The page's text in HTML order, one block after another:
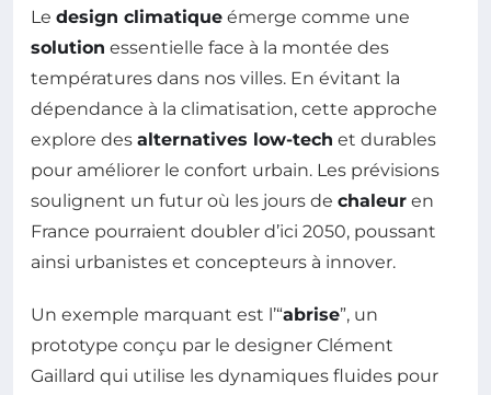
Le design climatique émerge comme une
solution essentielle face à la montée des
températures dans nos villes. En évitant la
dépendance à la climatisation, cette approche
explore des alternatives low-tech et durables
pour améliorer le confort urbain. Les prévisions
soulignent un futur où les jours de chaleur en
France pourraient doubler d’ici 2050, poussant
ainsi urbanistes et concepteurs à innover.
Un exemple marquant est l’“abrise”, un
prototype conçu par le designer Clément
Gaillard qui utilise les dynamiques fluides pour